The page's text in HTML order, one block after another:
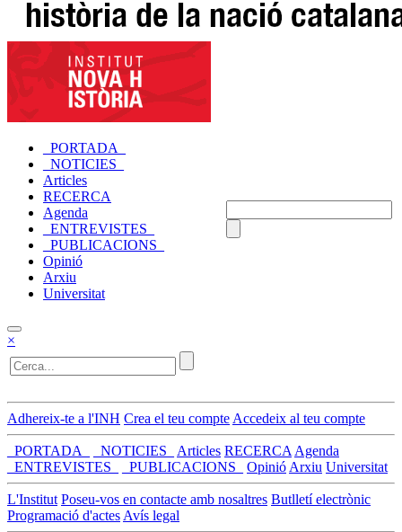
_PORTADA_
_NOTICIES_
Articles
RECERCA
Agenda
_ENTREVISTES_
_PUBLICACIONS_
Opinió
Arxiu
Universitat
×
Adhereix-te a l'INH Crea el teu compte Accedeix al teu compte
_PORTADA_ _NOTICIES_ Articles RECERCA Agenda
_ENTREVISTES_
_PUBLICACIONS_ Opinió Arxiu Universitat
L'Institut Poseu-vos en contacte amb nosaltres Butlletí electrònic
Programació d'actes Avís legal